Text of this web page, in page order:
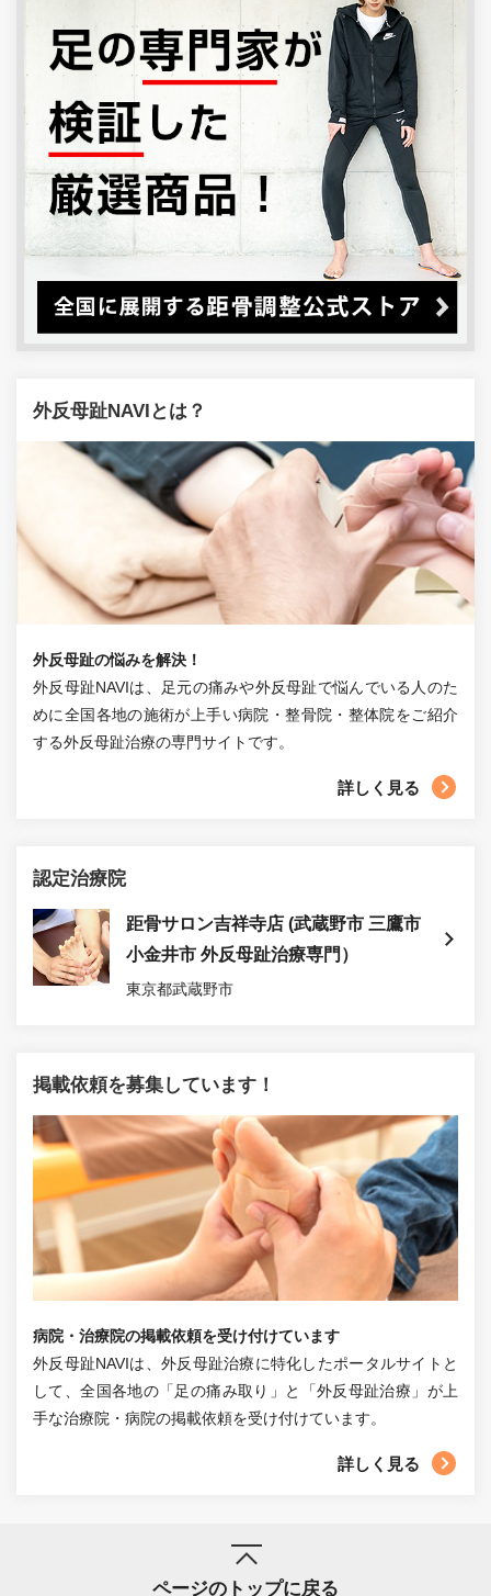
外反母趾NAVIとは？
外反母趾の悩みを解決！
外反母趾NAVIは、足元の痛みや外反母趾で悩んでいる人のた
めに全国各地の施術が上手い病院・整骨院・整体院をご紹介
する外反母趾治療の専門サイトです。
詳しく見る
認定治療院
距骨サロン吉祥寺店 (武蔵野市 三鷹市
小金井市 外反母趾治療専門）
東京都武蔵野市
掲載依頼を募集しています！
病院・治療院の掲載依頼を受け付けています
外反母趾NAVIは、外反母趾治療に特化したポータルサイトと
して、全国各地の「足の痛み取り」と「外反母趾治療」が上
手な治療院・病院の掲載依頼を受け付けています。
詳しく見る
ページのトップに戻る